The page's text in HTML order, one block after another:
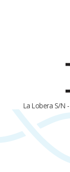
La Lobera S/N